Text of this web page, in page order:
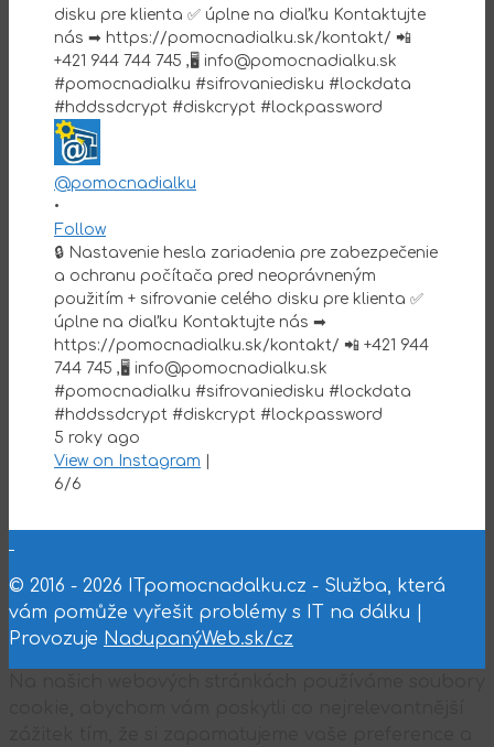
@pomocnadialku
•
Follow
🔒 Nastavenie hesla zariadenia pre zabezpečenie
a ochranu počítača pred neoprávneným
použitím + sifrovanie celého disku pre klienta ✅
úplne na diaľku Kontaktujte nás ➡
https://pomocnadialku.sk/kontakt/ 📲 +421 944
744 745 ,🖥 info@pomocnadialku.sk
#pomocnadialku #sifrovaniedisku #lockdata
#hddssdcrypt #diskcrypt #lockpassword
5 roky ago
View on Instagram
6/6
© 2016 - 2026 ITpomocnadalku.cz - Služba, která
vám pomůže vyřešit problémy s IT na dálku |
Provozuje NadupanýWeb.sk/cz